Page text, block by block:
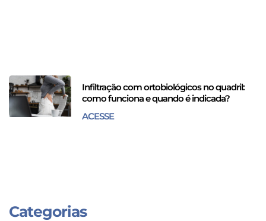
Infiltração com ortobiológicos no quadril:
como funciona e quando é indicada?
ACESSE
Categorias